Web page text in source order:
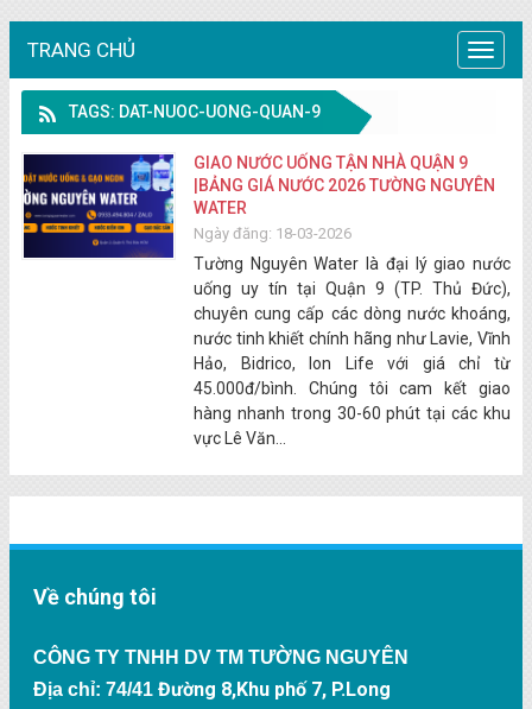
TRANG CHỦ
Trang
chủ
TAGS: DAT-NUOC-UONG-QUAN-9
GIAO NƯỚC UỐNG TẬN NHÀ QUẬN 9
|BẢNG GIÁ NƯỚC 2026 TƯỜNG NGUYÊN
WATER
Ngày đăng: 18-03-2026
Tường Nguyên Water là đại lý giao nước
uống uy tín tại Quận 9 (TP. Thủ Đức),
chuyên cung cấp các dòng nước khoáng,
nước tinh khiết chính hãng như Lavie, Vĩnh
Hảo, Bidrico, Ion Life với giá chỉ từ
45.000đ/bình. Chúng tôi cam kết giao
hàng nhanh trong 30-60 phút tại các khu
vực Lê Văn...
Về chúng tôi
CÔNG TY TNHH DV TM TƯỜNG NGUYÊN
Địa chỉ: 74/41 Đường 8,Khu phố 7, P.Long